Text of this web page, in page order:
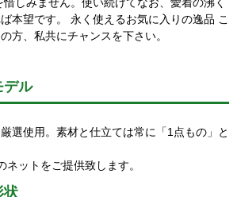
本望です。 永く使えるお気に入りの逸品 こ
方、私共にチャンスを下さい。
デル
選使用。素材と仕立ては常に「1点もの」と
ットをご提供致します。
状